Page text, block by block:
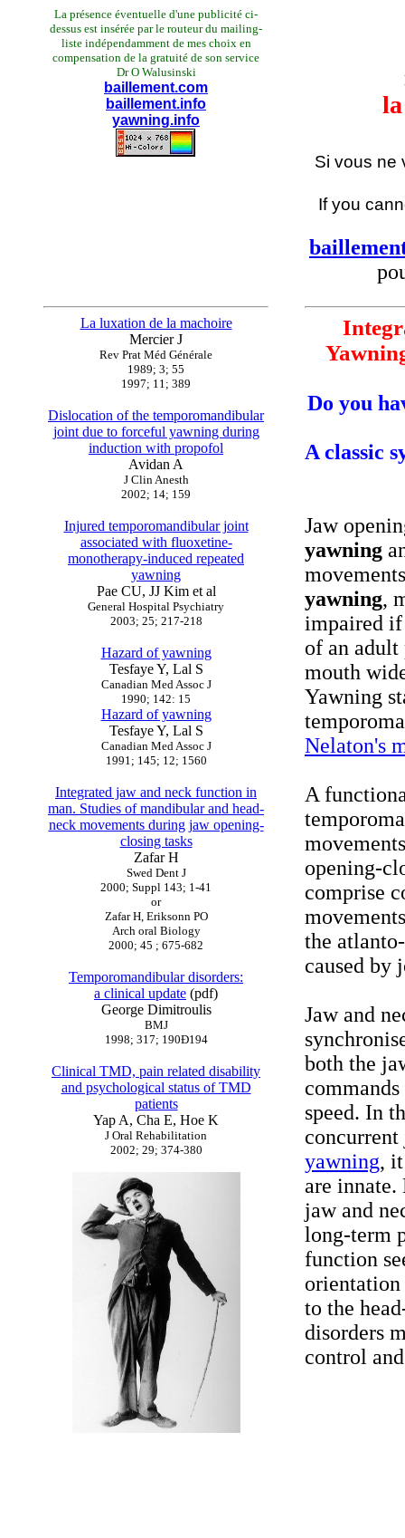
La présence éventuelle d'une publicité ci-
dessus est insérée par le routeur du mailing-
liste indépendamment de mes choix en
compensation de la gratuité de son service
Dr O Walusinski
baillement.com
baillement.info
yawning.info
Si vous ne
If you
La luxation de la machoire
Mercier J
Rev Prat Méd Générale
1989; 3; 55
1997; 11; 389
Dislocation of the temporomandibular
joint due to forceful yawning during
induction with propofol
Avidan A
J Clin Anesth
2002; 14; 159
Injured temporomandibular joint
associated with fluoxetine-
monotherapy-induced repeated
yawning
Pae CU, JJ Kim et al
General Hospital Psychiatry
2003; 25; 217-218
Hazard of yawning
Tesfaye Y, Lal S
Canadian Med Assoc J
1990; 142: 15
Hazard of yawning
Tesfaye Y, Lal S
Canadian Med Assoc J
1991; 145; 12; 1560
Integrated jaw and neck function in
man. Studies of mandibular and head-
neck movements during jaw opening-
closing tasks
Zafar H
Swed Dent J
2000; Suppl 143; 1-41
or
Zafar H, Eriksonn PO
Arch oral Biology
2000; 45 ; 675-682
Temporomandibular disorders:
a clinical update (pdf)
George Dimitroulis
BMJ
1998; 317; 190Ð194
Clinical TMD, pain related disability
and psychological status of TMD
patients
Yap A, Cha E, Hoe K
J Oral Rehabilitation
2002; 29; 374-380
Do you
A classic
Jaw
yawning
yawning,
impaired if
of an
mouth
Yawning
Nelaton's
A
opening-
comprise
the
caused by
Jaw and
both the
speed. In
yawning,
are innate.
jaw and
long-term
function
to the
disorders
control